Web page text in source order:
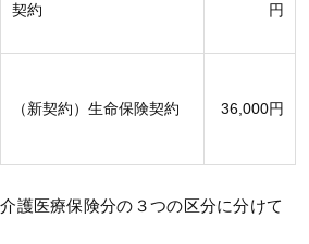
契約
円
（新契約）生命保険契約
36,000円
護医療保険分の３つの区分に分けて